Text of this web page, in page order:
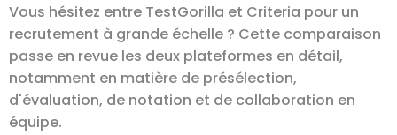
Vous hésitez entre TestGorilla et Criteria pour un
recrutement à grande échelle ? Cette comparaison
passe en revue les deux plateformes en détail,
notamment en matière de présélection,
d'évaluation, de notation et de collaboration en
équipe.